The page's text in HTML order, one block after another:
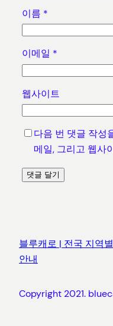
이름 *
이메일 *
웹사이트
다음 번 댓글 작성
메일, 그리고 웹사
블루캐로 | 전국 지역
안내
Copyright 2021.